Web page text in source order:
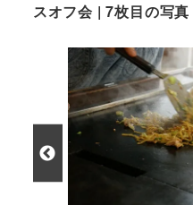
スオフ会 | 7枚目の写真